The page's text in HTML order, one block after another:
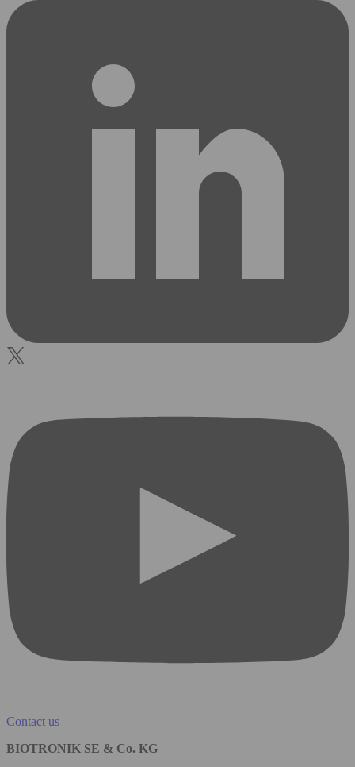
Contact us
BIOTRONIK SE & Co. KG